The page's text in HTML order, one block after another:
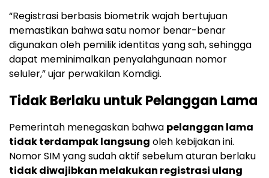
“Registrasi berbasis biometrik wajah bertujuan
memastikan bahwa satu nomor benar-benar
digunakan oleh pemilik identitas yang sah, sehingga
dapat meminimalkan penyalahgunaan nomor
seluler,” ujar perwakilan Komdigi.
Tidak Berlaku untuk Pelanggan Lama
Pemerintah menegaskan bahwa pelanggan lama
tidak terdampak langsung oleh kebijakan ini.
Nomor SIM yang sudah aktif sebelum aturan berlaku
tidak diwajibkan melakukan registrasi ulang